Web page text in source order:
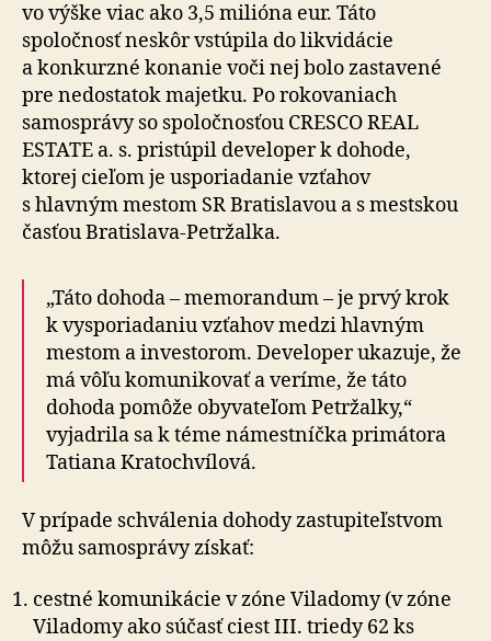
vo výške viac ako 3,5 milióna eur. Táto
spoločnosť neskôr vstúpila do likvidácie
a konkurzné konanie voči nej bolo zastavené
pre nedostatok majetku. Po rokovaniach
samosprávy so spoločnosťou CRESCO REAL
ESTATE a. s. pristúpil developer k dohode,
ktorej cieľom je usporiadanie vzťahov
s hlavným mestom SR Bratislavou a s mestskou
časťou Bratislava-Petržalka.
„Táto dohoda – memorandum – je prvý krok
k vysporiadaniu vzťahov medzi hlavným
mestom a investorom. Developer ukazuje, že
má vôľu komunikovať a veríme, že táto
dohoda pomôže obyvateľom Petržalky,“
vyjadrila sa k téme námestníčka primátora
Tatiana Kratochvílová.
V prípade schválenia dohody zastupiteľstvom
môžu samosprávy získať:
cestné komunikácie v zóne Viladomy (v zóne
Viladomy ako súčasť ciest III. triedy 62 ks